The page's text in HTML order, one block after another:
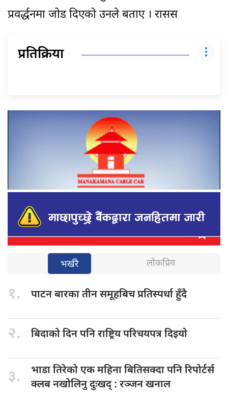
प्रवर्द्धनमा जोड दिएको उनले बताए । रासस
प्रतिक्रिया
भर्खरै लोकप्रिय
१. पाटन बारकातीन समूहबिच प्रतिस्पर्धा हुँदै
२. बिदाको दिनपनि राष्ट्रिय परिचयपत्र दिइयाे
३. भाडा तिरेकोएक महिना बितिसक्दा पनि रिपोर्टर्स
क्लब नखोलिनु दुःखद् : रञ्जन खनाल